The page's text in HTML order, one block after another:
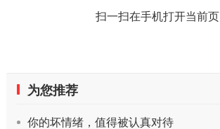
扫一扫在手机打开当前页
为您推荐
你的坏情绪，值得被认真对待